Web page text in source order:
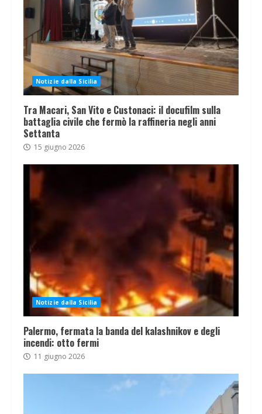
Notizie dalla Sicilia
Tra Macari, San Vito e Custonaci: il docufilm sulla
battaglia civile che fermò la raffineria negli anni
Settanta
15 giugno 2026
Notizie dalla Sicilia
Palermo, fermata la banda del kalashnikov e degli
incendi: otto fermi
11 giugno 2026